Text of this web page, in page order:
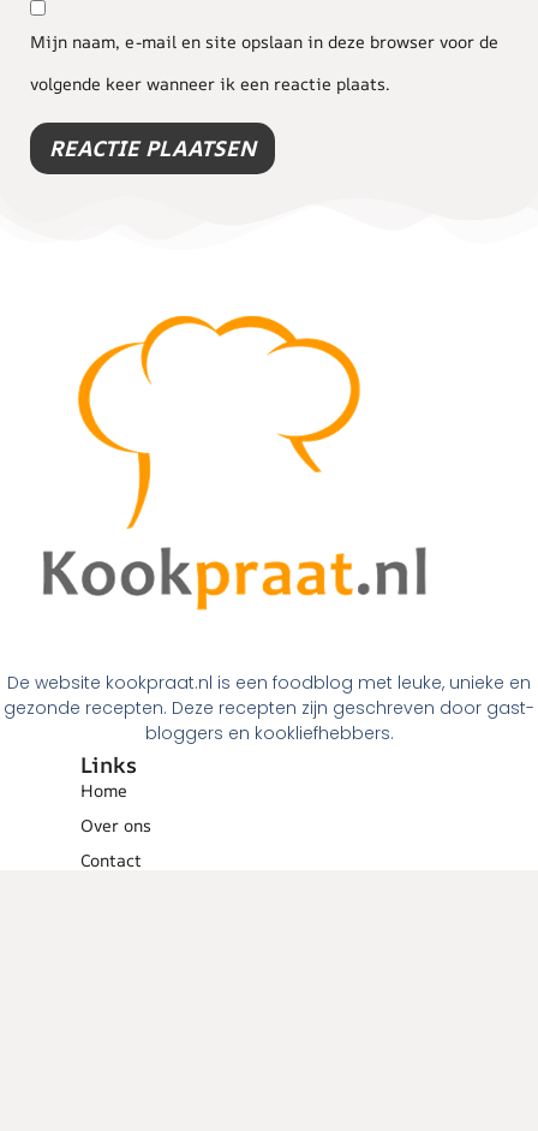
Mijn naam, e-mail en site opslaan in deze browser voor de
volgende keer wanneer ik een reactie plaats.
De website kookpraat.nl is een foodblog met leuke, unieke en
gezonde recepten. Deze recepten zijn geschreven door gast-
bloggers en kookliefhebbers.
Links
Home
Over ons
Contact